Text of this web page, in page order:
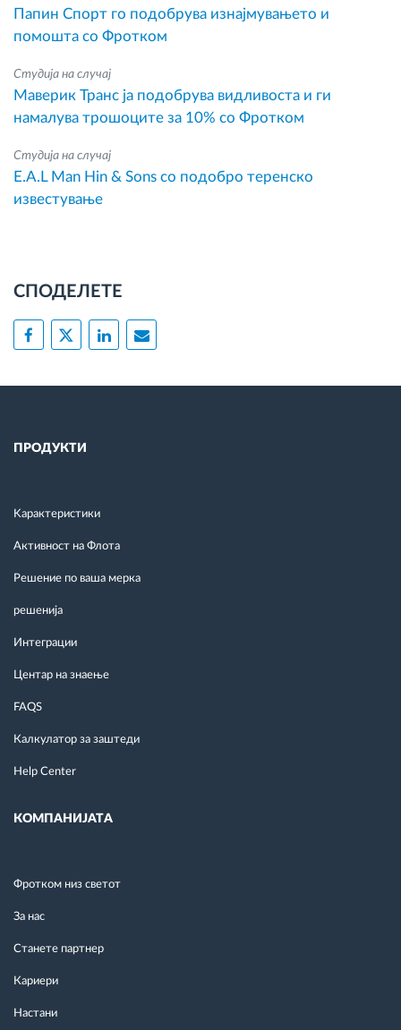
Папин Спорт го подобрува изнајмувањето и
помошта со Фротком
Студија на случај
Маверик Транс ја подобрува видливоста и ги
намалува трошоците за 10% со Фротком
Студија на случај
E.A.L Man Hin & Sons со подобро теренско
известување
СПОДЕЛЕТЕ
ПРОДУКТИ
Kарактеристики
Активност на Флота
Решение по ваша мерка
решенија
Интеграции
Центар на знаење
FAQS
Калкулатор за заштеди
Help Center
КОМПАНИЈАТА
Фротком низ светот
За нас
Станете партнер
Кариери
Настани